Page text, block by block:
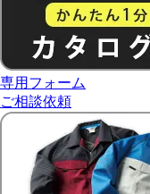
専用フォーム
ご相談依頼